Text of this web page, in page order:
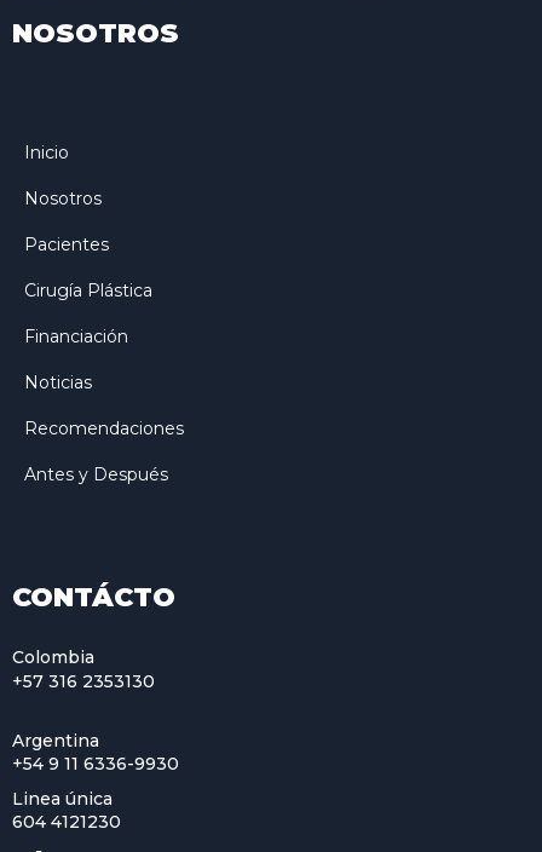
NOSOTROS
Inicio
Nosotros
Pacientes
Cirugía Plástica
Financiación
Noticias
Recomendaciones
Antes y Después
CONTÁCTO
Colombia
+57 316 2353130
Argentina
+54 9 11 6336-9930
Linea única
604 4121230